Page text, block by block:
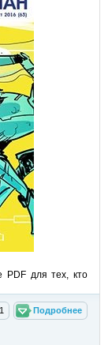
PDF для тех, кто
Подробнее